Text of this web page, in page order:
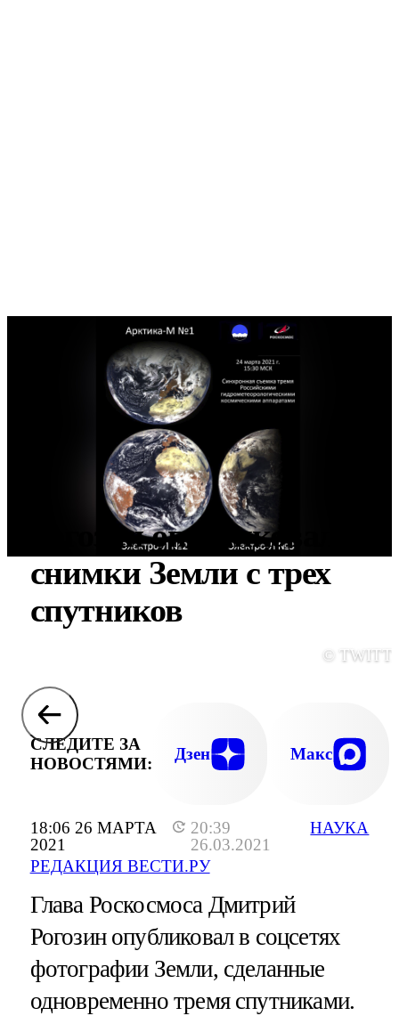
18:06 26 МАРТА
2021
20:39
26.03.2021
РЕДАКЦИЯ ВЕСТИ.РУ
НАУКА
Рогозин опубликовал
снимки Земли с трех
спутников
©
СЛЕДИТЕ ЗА
НОВОСТЯМИ:
Дзен Макс
Глава Роскосмоса Дмитрий
Рогозин опубликовал в соцсетях
фотографии Земли, сделанные
одновременно тремя спутниками.